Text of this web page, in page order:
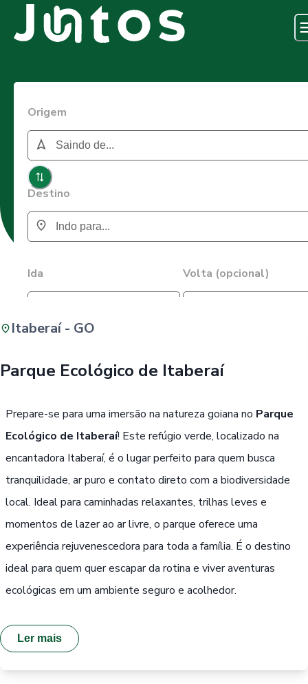
Origem
Destino
Ida Volta (opcional)
Itaberaí - GO
Parque Ecológico de Itaberaí
Prepare-se para uma imersão na natureza goiana no Parque
Ecológico de Itaberaí! Este refúgio verde, localizado na
encantadora Itaberaí, é o lugar perfeito para quem busca
tranquilidade, ar puro e contato direto com a biodiversidade
local. Ideal para caminhadas relaxantes, trilhas leves e
momentos de lazer ao ar livre, o parque oferece uma
experiência rejuvenescedora para toda a família. É o destino
ideal para quem quer escapar da rotina e viver aventuras
ecológicas em um ambiente seguro e acolhedor.
Ler mais